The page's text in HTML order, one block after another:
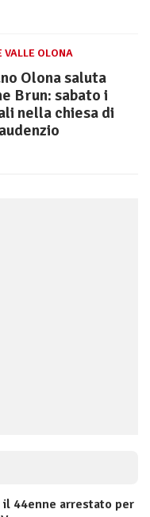
VALLE OLONA
Olona saluta
Brun: sabato i
nella chiesa di
44enne arrestato per